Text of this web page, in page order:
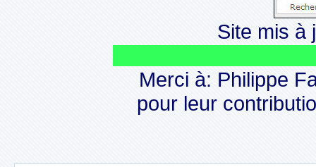
Site mis à
Merci à: Philippe
pour leur